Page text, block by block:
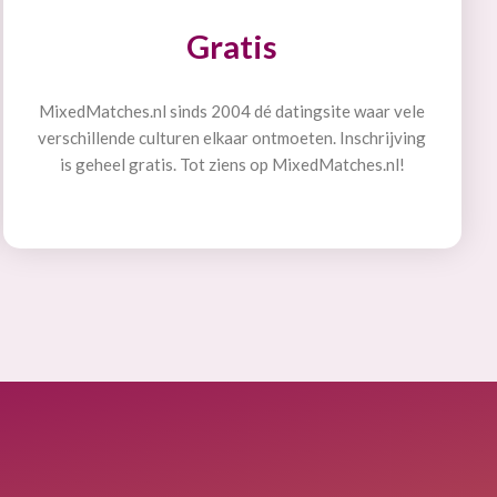
Gratis
MixedMatches.nl sinds 2004 dé datingsite waar vele
verschillende culturen elkaar ontmoeten. Inschrijving
is geheel gratis. Tot ziens op MixedMatches.nl!